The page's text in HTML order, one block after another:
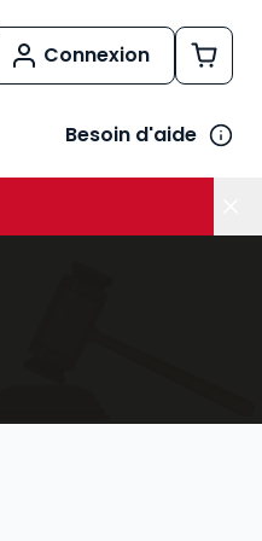
Connexion
Besoin d'aide